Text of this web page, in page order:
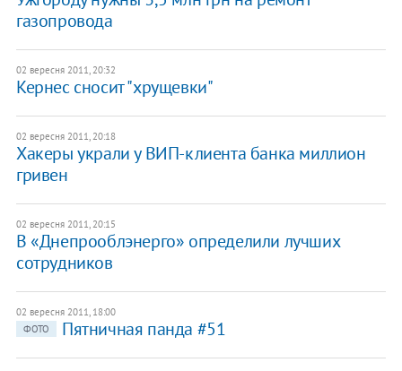
газопровода
02 вересня 2011, 20:32
Кернес сносит "хрущевки"
02 вересня 2011, 20:18
Хакеры украли у ВИП-клиента банка миллион
гривен
02 вересня 2011, 20:15
В «Днепрооблэнерго» определили лучших
сотрудников
02 вересня 2011, 18:00
ФОТО
Пятничная панда #51